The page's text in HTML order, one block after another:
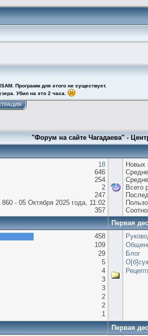
Программ для этого не существует.
Убил на это 2 часа.
"Форум на сайте Чагадаева" -
18
646
254
2
247
860 - 05 Октября 2025 года, 11:02
357
Новых
Всего
Первая
458
109
29
5
4
3
3
2
2
1
Блог
Первая